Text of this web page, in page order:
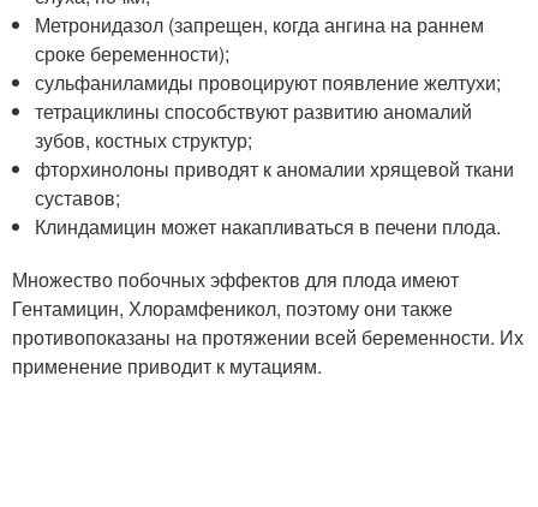
Метронидазол (запрещен, когда ангина на раннем
сроке беременности);
сульфаниламиды провоцируют появление желтухи;
тетрациклины способствуют развитию аномалий
зубов, костных структур;
фторхинолоны приводят к аномалии хрящевой ткани
суставов;
Клиндамицин может накапливаться в печени плода.
Множество побочных эффектов для плода имеют
Гентамицин, Хлорамфеникол, поэтому они также
противопоказаны на протяжении всей беременности. Их
применение приводит к мутациям.